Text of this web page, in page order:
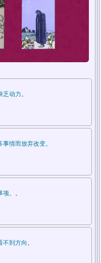
动力。
情而放弃改变。
。。
到方向。